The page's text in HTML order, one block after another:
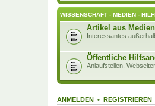
WISSENSCHAFT - MEDIEN -
Artikel aus
Interessantes
Öffentliche
Anlaufstellen,
ANMELDEN • REGISTRIEREN